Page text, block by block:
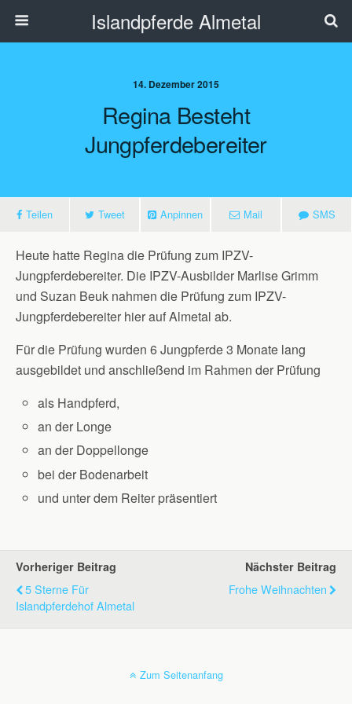
Islandpferde Almetal
14. Dezember 2015
Regina Besteht
Jungpferdebereiter
Teilen Tweet Anpinnen Mail SMS
Heute hatte Regina die Prüfung zum IPZV-
Jungpferdebereiter. Die IPZV-Ausbilder Marlise Grimm
und Suzan Beuk nahmen die Prüfung zum IPZV-
Jungpferdebereiter hier auf Almetal ab.
Für die Prüfung wurden 6 Jungpferde 3 Monate lang
ausgebildet und anschließend im Rahmen der Prüfung
als Handpferd,
an der Longe
an der Doppellonge
bei der Bodenarbeit
und unter dem Reiter präsentiert
Vorheriger Beitrag
5 Sterne Für
Islandpferdehof Almetal
Nächster Beitrag
Frohe Weihnachten
Zum Seitenanfang